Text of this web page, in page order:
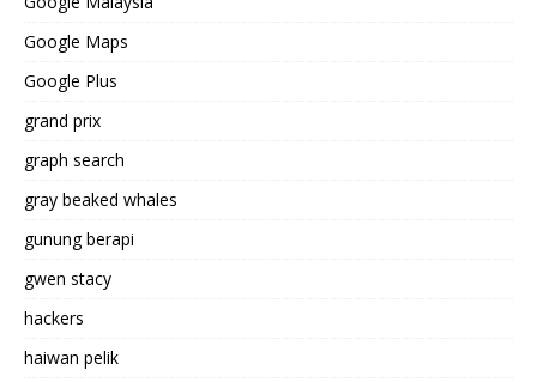
Google Maps
Google Plus
grand prix
graph search
gray beaked whales
gunung berapi
gwen stacy
hackers
haiwan pelik